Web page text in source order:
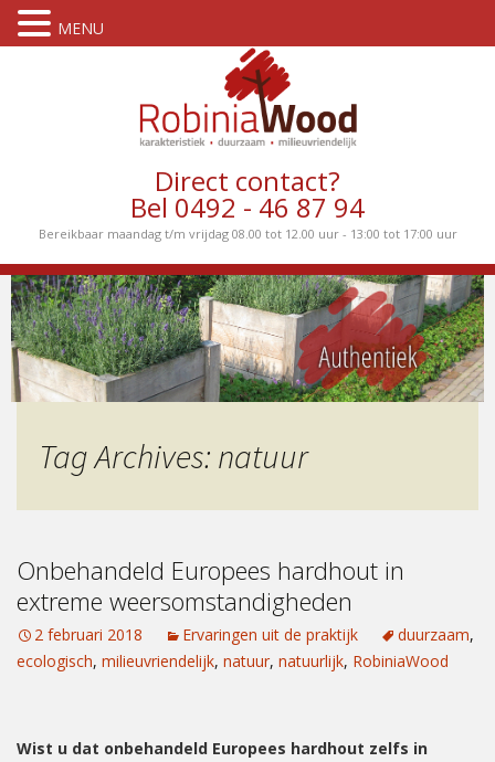
Direct contact?
Bel 0492 - 46 87 94
Bereikbaar maandag t/m vrijdag 08.00 tot 12.00 uur - 13:00 tot 17:00 uur
Tag Archives: natuur
Onbehandeld Europees hardhout in
extreme weersomstandigheden
2 februari 2018 Ervaringen uit de praktijk duurzaam,
ecologisch, milieuvriendelijk, natuur, natuurlijk, RobiniaWood
Wist u dat onbehandeld Europees hardhout zelfs in
MENU